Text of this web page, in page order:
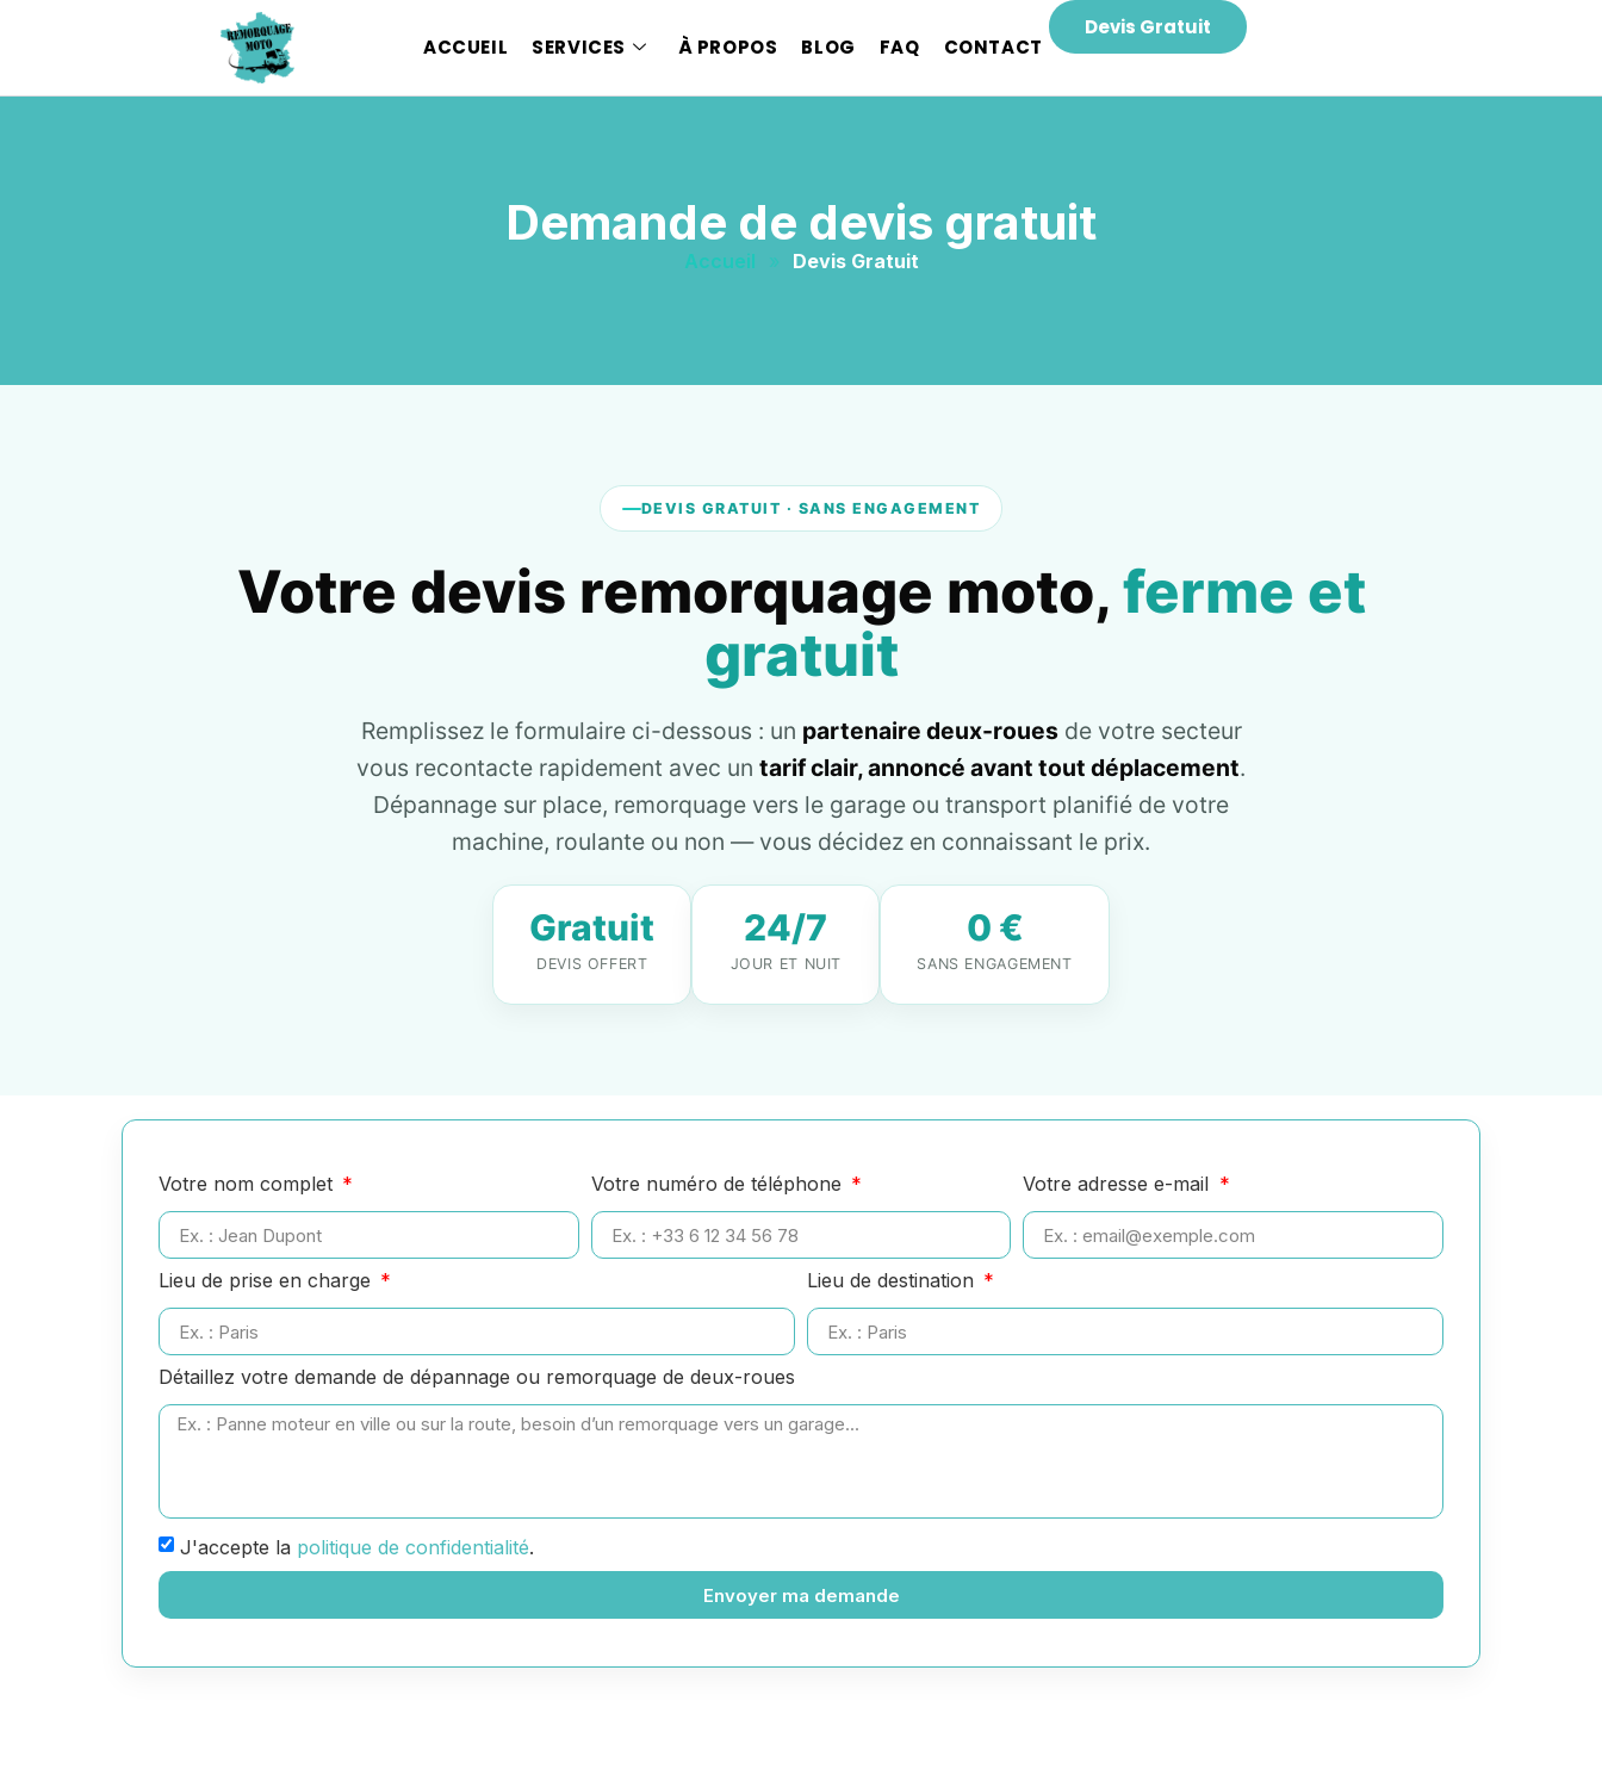
ACCUEIL SERVICES À PROPOS BLOG FAQ CONTACT
Devis Gratuit
Demande de devis gratuit
Accueil » Devis Gratuit
DEVIS GRATUIT · SANS ENGAGEMENT
Votre devis remorquage moto, ferme et
gratuit
Remplissez le formulaire ci-dessous : un partenaire deux-rouesde votre secteur
vous recontacte rapidement avec un tarif clair, annoncé avant tout déplacement.
Dépannage sur place, remorquage vers le garage ou transport planifié de votre
machine, roulante ou non — vous décidez en connaissant le prix.
Gratuit
DEVIS OFFERT
24/7
JOUR ET NUIT
0 €
SANS ENGAGEMENT
Votre nom complet Votre numéro de téléphone Votre adresse e-mail
Lieu de prise en charge Lieu de destination
Détaillez votre demande de dépannage ou remorquage de deux-roues
J'accepte la politique de confidentialité.
Envoyer ma demande